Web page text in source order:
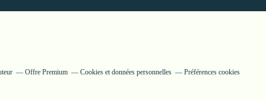
Offre Premium Cookies et données personnelles Préférences cookies